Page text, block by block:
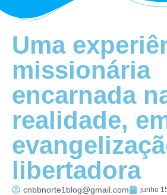
Uma
missionária
encarnada
realidade,
libertadora
cnbbnorte1blog@gmail.com junho